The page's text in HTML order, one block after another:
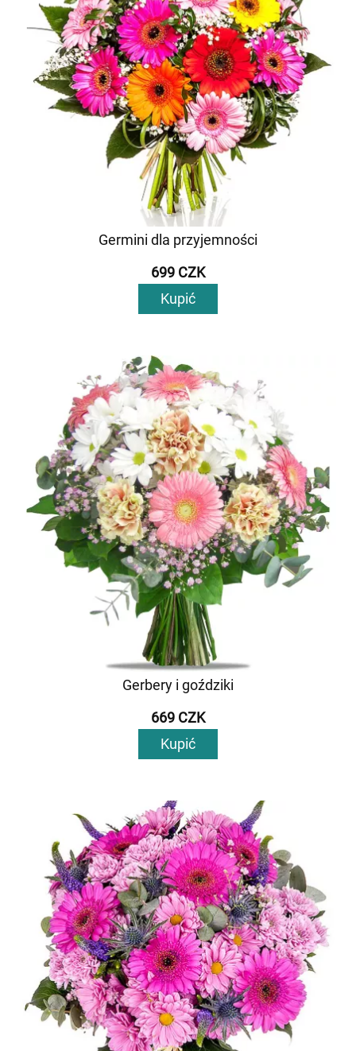
Germini dla przyjemności
699 CZK
Kupić
Gerbery i goździki
669 CZK
Kupić